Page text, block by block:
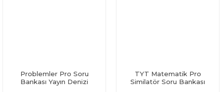
Problemler Pro Soru
Bankası Yayın Denizi
TYT Matematik Pro
Similatör Soru Bankası